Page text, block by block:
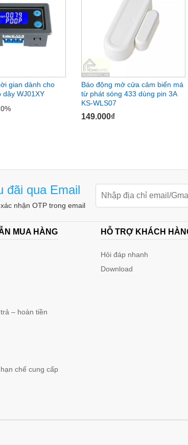
DLOFFV2, ở phiên bản mới
nhanh gọn, dễ dàng hơn. Bên
gian dành cho
dây WJ01XY
Báo động mở cửa cảm biến má
từ phát sóng 433 dùng pin 3A
KS-WLS07
149.000₫
đãi qua Email
nhận OTP trong email
MUA HÀNG
– hoàn tiền
chế cung cấp
HỖ TRỢ KHÁCH
Hỏi đáp nhanh
Download